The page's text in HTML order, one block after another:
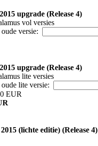
upgrade (Release 4)
vol versies
versie:
upgrade (Release 4)
lite versies
lite versie:
EUR
(lichte editie) (Release 4)